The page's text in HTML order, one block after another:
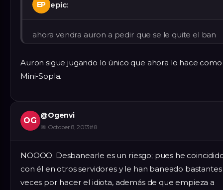
EP epic:
ahora vendra auron a pedir que se le quite el ban
Auron sigue jugando lo único que ahora lo hace como
Mini-Sopla.
OG
@Ogenvi
📅 October 8, 2013#8
NOOOO. Desbanearle es un riesgo; pues he
con él en otros servidores y le han baneado bastantes
veces por hacer el idiota, además de que empieza a